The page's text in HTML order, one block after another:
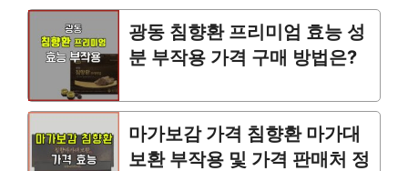
광동 침향환 프리미엄 효능 성
분 부작용 가격 구매 방법은?
마가보감 가격 침향환 마가대
보환 부작용 및 가격 판매처 정